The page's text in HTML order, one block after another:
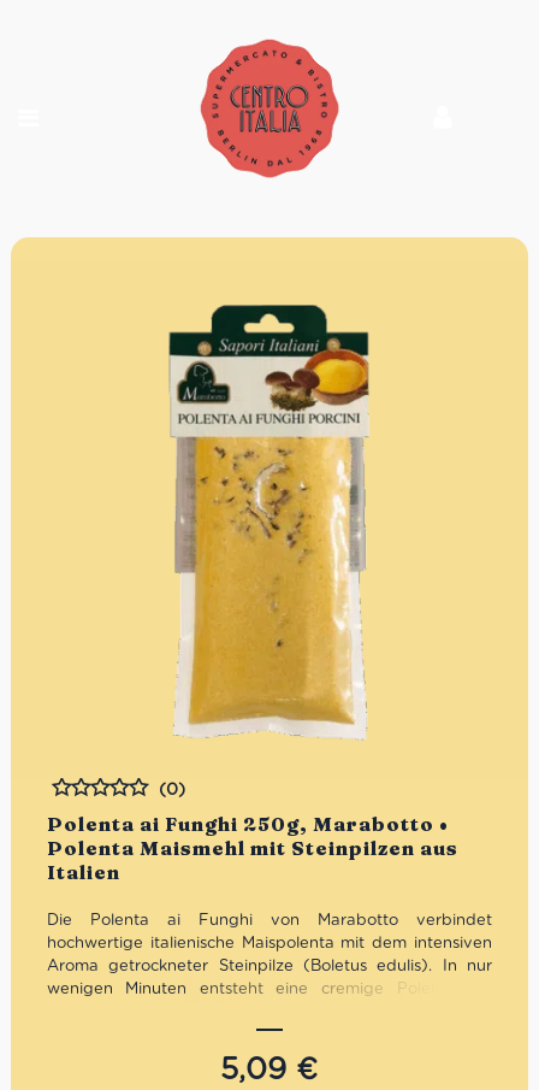
Polenta ai Funghi 250g, Marabotto •
Polenta Maismehl mit Steinpilzen aus
Italien
Bewertet
(0)
Die Polenta ai Funghi von Marabotto verbindet
hochwertige italienische Maispolenta mit dem intensiven
Aroma getrockneter Steinpilze (Boletus edulis). In nur
wenigen Minuten entsteht eine cremige Polenta mit
aromatisch und perfekt für die mediterrane Küche. Ideal
als raffinierte Beilage zu Fleischgerichten oder als
rustikales Hauptgericht für echte Liebhaber italienischer
5,09 €